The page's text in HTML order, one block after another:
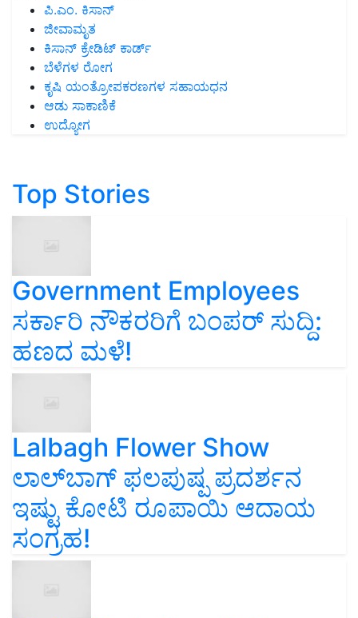
ಪಿ.ಎಂ. ಕಿಸಾನ್
ಜೀವಾಮೃತ
ಕಿಸಾನ್ ಕ್ರೇಡಿಟ್ ಕಾರ್ಡ್
ಬೆಳೆಗಳ ರೋಗ
ಕೃಷಿ ಯಂತ್ರೋಪಕರಣಗಳ ಸಹಾಯಧನ
ಆಡು ಸಾಕಾಣಿಕೆ
ಉದ್ಯೋಗ
Top Stories
Government Employees
ಸರ್ಕಾರಿ ನೌಕರರಿಗೆ ಬಂಪರ್‌ ಸುದ್ದಿ:
ಹಣದ ಮಳೆ!
Lalbagh Flower Show
ಲಾಲ್‌ಬಾಗ್ ಫಲಪುಷ್ಪ ಪ್ರದರ್ಶನ
ಇಷ್ಟು ಕೋಟಿ ರೂಪಾಯಿ ಆದಾಯ
ಸಂಗ್ರಹ!